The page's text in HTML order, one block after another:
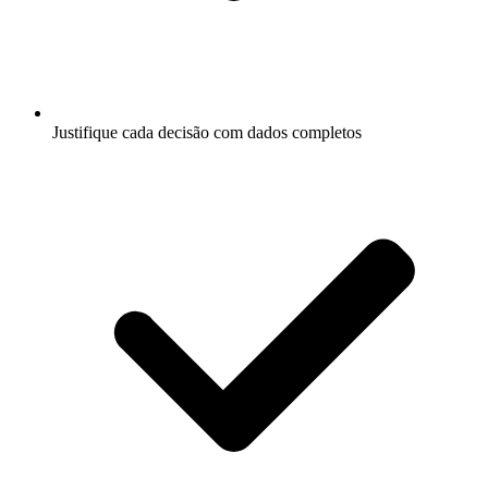
Justifique cada decisão com dados completos